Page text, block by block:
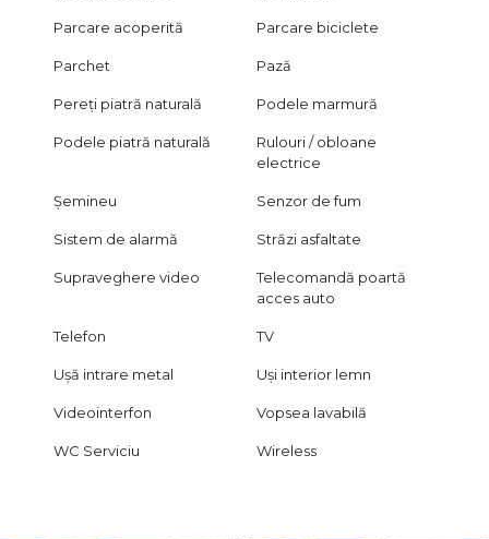
Parcare acoperită Parcare biciclete
Parchet Pază
Pereți piatră naturală Podele marmură
Podele piatră naturală
Rulouri / obloane
electrice
Șemineu Senzor de fum
Sistem de alarmă Străzi asfaltate
Supraveghere video
Telecomandă poartă
acces auto
Telefon TV
Ușă intrare metal Uși interior lemn
Videointerfon Vopsea lavabilă
WC Serviciu Wireless